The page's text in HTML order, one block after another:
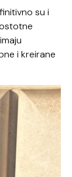
su i
i kreirane